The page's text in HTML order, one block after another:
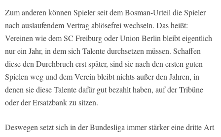
Zum anderen können Spieler seit dem Bosman-Urteil die Spieler
nach auslaufendem Vertrag ablösefrei wechseln. Das heißt:
Vereinen wie dem SC Freiburg oder Union Berlin bleibt eigentlich
nur ein Jahr, in dem sich Talente durchsetzen müssen. Schaffen
diese den Durchbruch erst später, sind sie nach den ersten guten
Spielen weg und dem Verein bleibt nichts außer den Jahren, in
denen sie diese Talente dafür gut bezahlt haben, auf der Tribüne
oder der Ersatzbank zu sitzen.
Deswegen setzt sich in der Bundesliga immer stärker eine dritte Art